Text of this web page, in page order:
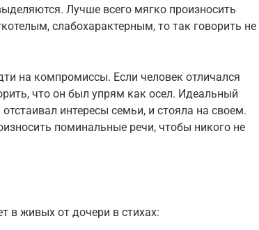
Лучше всего мягко произносить
слабохарактерным, то так говорить не
на компромиссы. Если человек отличался
что он был упрям как осел. Идеальный
интересы семьи, и стояла на своем.
поминальные речи, чтобы никого не
в живых от дочери в стихах: